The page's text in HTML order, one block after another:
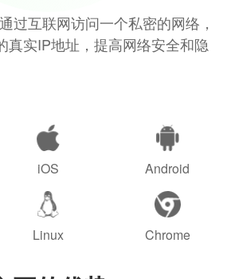
过互联网访问一个私密的网络，
真实IP地址，提高网络安全和隐
iOS Android
Linux Chrome